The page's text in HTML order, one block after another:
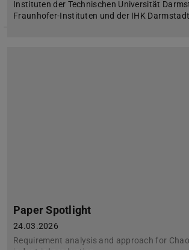
Instituten der Technischen Universität
Fraunhofer-Instituten und der IHK
Paper Spotlight
24.03.2026
Requirement analysis and approach for